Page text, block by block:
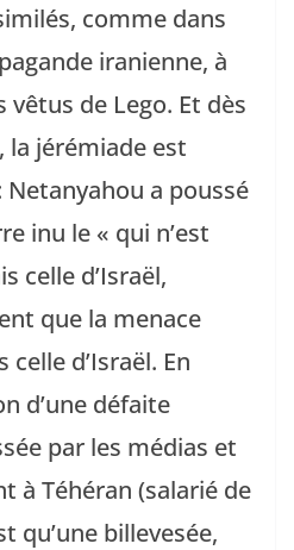
comme dans
iranienne, à
vêtus de Lego. Et dès
la jérémiade est
a poussé
inu le « qui n’est
celle d’Israël,
que la menace
celle d’Israël. En
d’une défaite
par les médias et
à Téhéran (salarié de
qu’une billevesée,